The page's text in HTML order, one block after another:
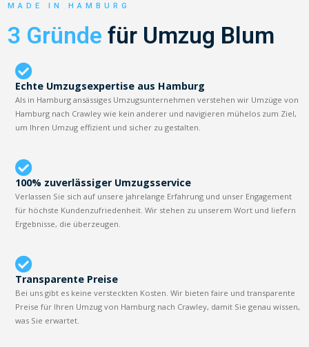
MADE IN HAMBURG
3 Gründe für Umzug Blum
Echte Umzugsexpertise aus Hamburg
Als in Hamburg ansässiges Umzugsunternehmen verstehen wir Umzüge von
Hamburg nach Crawley wie kein anderer und navigieren mühelos zum Ziel,
um Ihren Umzug effizient und sicher zu gestalten.
100% zuverlässiger Umzugsservice
Verlassen Sie sich auf unsere jahrelange Erfahrung und unser Engagement
für höchste Kundenzufriedenheit. Wir stehen zu unserem Wort und liefern
Ergebnisse, die überzeugen.
Transparente Preise
Bei uns gibt es keine versteckten Kosten. Wir bieten faire und transparente
Preise für Ihren Umzug von Hamburg nach Crawley, damit Sie genau wissen,
was Sie erwartet.